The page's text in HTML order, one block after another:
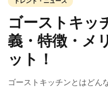
ゴーストキッ
義・特徴・メ
ット！
ゴーストキッチンとはどん